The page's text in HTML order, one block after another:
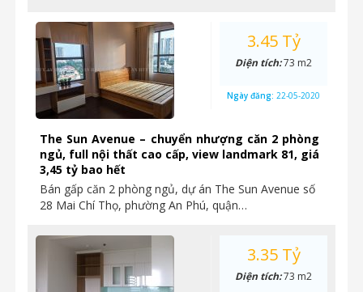
The Sun Avenue – chuyển nhượng căn 2 phòng
ngủ, full nội thất cao cấp, view landmark 81, giá
3,45 tỷ bao hết
Bán gấp căn 2 phòng ngủ, dự án The Sun Avenue số
28 Mai Chí Thọ, phường An Phú, quận…
3.45 Tỷ
Diện tích:73 m2
Ngày đăng: 22-05-2020
3.35 Tỷ
Diện tích:73 m2